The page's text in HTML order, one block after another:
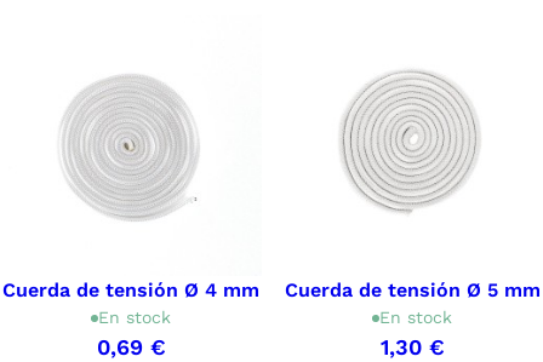
Cuerda de tensión Ø 4 mm
En stock
0,69 €
Cuerda de tensión Ø 5 mm
En stock
1,30 €